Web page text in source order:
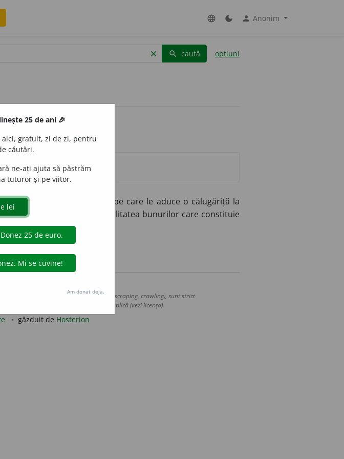
language dark_mode person Anonim
clear search caută opțiuni
când se mărită. ♦ Bunuri pe care le aduce o călugăriță la
averea cuiva.
Totalitatea bunurilor care constituie
„făgăduință solemnă”.
metode de extragere automată (web scraping, crawling), sunt strict
de date oferite oficial spre utilizare publică (vezi licența).
găzduit de Hosterion
25 de ani 🎉
gratuit, zi de zi, pentru
căutări.
ne-ați ajuta să păstrăm
tuturor și pe viitor.
Am donat deja.